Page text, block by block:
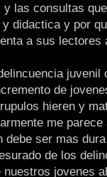
las consultas
didactica y por
a sus lectores
juvenil
de
hieren y
me parece
debe ser mas
de los
jovenes